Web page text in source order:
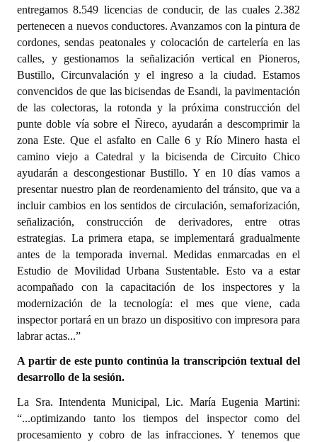
entregamos 8.549 licencias de conducir, de las cuales 2.382
pertenecen a nuevos conductores. Avanzamos con la pintura de
cordones, sendas peatonales y colocación de cartelería en las
calles, y gestionamos la señalización vertical en Pioneros,
Bustillo, Circunvalación y el ingreso a la ciudad. Estamos
convencidos de que las bicisendas de Esandi, la pavimentación
de las colectoras, la rotonda y la próxima construcción del
punte doble vía sobre el Ñireco, ayudarán a descomprimir la
zona Este. Que el asfalto en Calle 6 y Río Minero hasta el
camino viejo a Catedral y la bicisenda de Circuito Chico
ayudarán a descongestionar Bustillo. Y en 10 días vamos a
presentar nuestro plan de reordenamiento del tránsito, que va a
incluir cambios en los sentidos de circulación, semaforización,
señalización, construcción de derivadores, entre otras
estrategias. La primera etapa, se implementará gradualmente
antes de la temporada invernal. Medidas enmarcadas en el
Estudio de Movilidad Urbana Sustentable. Esto va a estar
acompañado con la capacitación de los inspectores y la
modernización de la tecnología: el mes que viene, cada
inspector portará en un brazo un dispositivo con impresora para
labrar actas...”
A partir de este punto continúa la transcripción textual del
desarrollo de la sesión.
La Sra. Intendenta Municipal, Lic. María Eugenia Martini:
“...optimizando tanto los tiempos del inspector como del
procesamiento y cobro de las infracciones. Y tenemos que